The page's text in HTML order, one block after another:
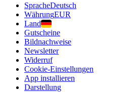
SpracheDeutsch
WährungEUR
Land
Gutscheine
Bildnachweise
Newsletter
Widerruf
Cookie-Einstellungen
App installieren
Darstellung